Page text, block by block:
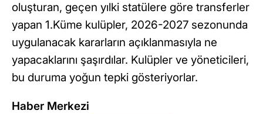
oluşturan, geçen yılki statülere göre transferler
yapan 1.Küme kulüpler, 2026-2027 sezonunda
uygulanacak kararların açıklanmasıyla ne
yapacaklarını şaşırdılar. Kulüpler ve yöneticileri,
bu duruma yoğun tepki gösteriyorlar.
Haber Merkezi